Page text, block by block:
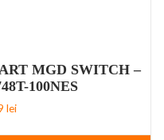
MGD SWITCH –
100NES
lei